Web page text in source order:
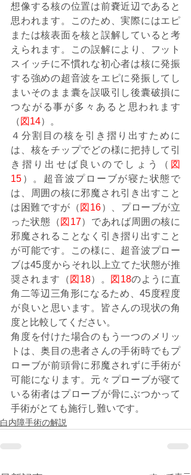
想像する核の位置は前嚢近辺であると
思われます。このため、実際にはエピ
または核表面を核と誤解していると考
えられます。この誤解により、フット
スイッチに不慣れな初心者は核に発振
する強めの超音波をエピに発振してし
まいそのまま囊を誤吸引し後囊破損に
つながる事が多々あると思われます
（ 図14）。
４分割目の核を引き摺り出すために
は、核をチップでどの様に把持して引
き摺り出せば良いのでしょう（ 図
15 ）。超音波プローブが寝た状態で
は、周囲の核に邪魔され引き出すこと
は困難ですが（ 図16）、プローブが立
った状態（ 図17）であれば周囲の核に
邪魔されることなく引き摺り出すこと
が可能です。この様に、超音波プロー
ブは45度からそれ以上立てた状態が推
奨されます（ 図18）。 図18のように直
角二等辺三角形になるため、45度程度
が良いと思います。皆さんの現状の角
度と比較してください。
角度を付けた場合のもう一つのメリッ
トは、奥目の患者さんの手術時でもプ
ローブが前頭骨に邪魔されずに手術が
可能になります。元々プローブが寝て
いる術者はプローブが骨にぶつかって
手術がとても施行し難いです。
白内障手術の解説